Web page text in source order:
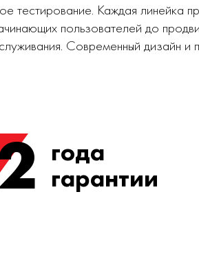
тестирование. Каждая линейка
пользователей до
Современный дизайн
года
гарантии